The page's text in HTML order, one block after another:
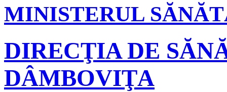
MINISTERUL
DIRECŢIA DE
DÂMBOVIŢA